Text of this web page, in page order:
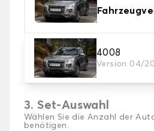
4008
Version 04/
2. Material
Wählen Sie das Material Ihres
3. Set-Auswahl
Wählen Sie die Anzahl der
benötigen.